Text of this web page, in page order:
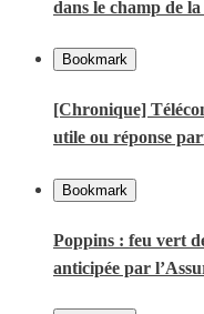
dans le champ de la
Bookmark
[Chronique]
utile ou réponse
Bookmark
Poppins : feu vert
anticipée par